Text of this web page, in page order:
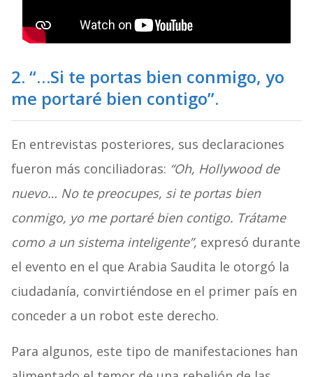
2. “…Si te portas bien conmigo, yo
me portaré bien contigo”.
En entrevistas posteriores, sus declaraciones
fueron más conciliadoras: “Oh, Hollywood de
nuevo… No te preocupes, si te portas bien
conmigo, yo me portaré bien contigo. Trátame
como a un sistema inteligente”, expresó durante
el evento en el que Arabia Saudita le otorgó la
ciudadanía, convirtiéndose en el primer país en
conceder a un robot este derecho.
Para algunos, este tipo de manifestaciones han